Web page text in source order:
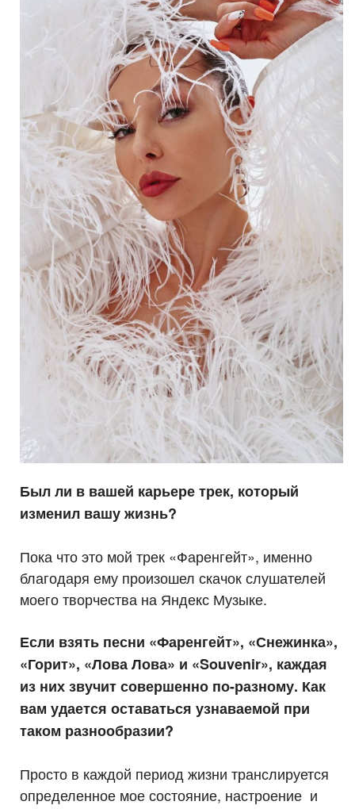
Был ли в вашей карьере трек, который
изменил вашу жизнь?
Пока что это мой трек «Фаренгейт», именно
благодаря ему произошел скачок слушателей
моего творчества на Яндекс Музыке.
Если взять песни «Фаренгейт», «Снежинка»,
«Горит», «Лова Лова» и «Souvenir», каждая
из них звучит совершенно по-разному. Как
вам удается оставаться узнаваемой при
таком разнообразии?
Просто в каждой период жизни транслируется
определенное мое состояние, настроение и